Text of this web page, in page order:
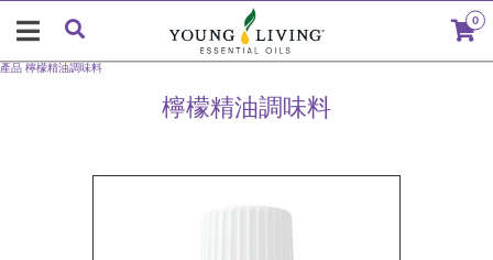
0
檸檬精油調味料
產品 檸檬精油調味料